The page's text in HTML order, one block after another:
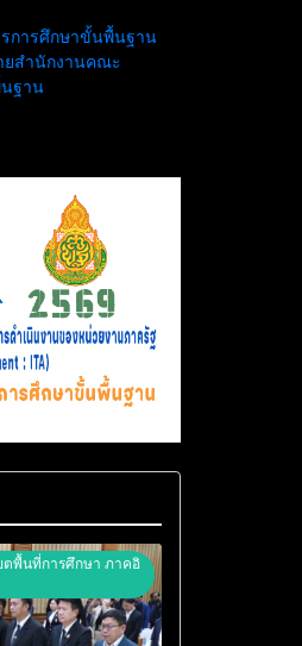
การศึกษาขั้นพื้นฐาน
ยสำนักงานคณะ
ฐาน
ตพื้นที่การศึกษา ภาคอิ